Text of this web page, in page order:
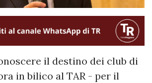
il destino dei club di
in bilico al TAR - per il